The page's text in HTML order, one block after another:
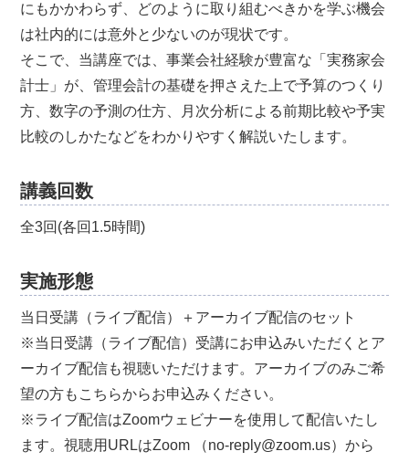
にもかかわらず、どのように取り組むべきかを学ぶ機会
は社内的には意外と少ないのが現状です。
そこで、当講座では、事業会社経験が豊富な「実務家会
計士」が、管理会計の基礎を押さえた上で予算のつくり
方、数字の予測の仕方、月次分析による前期比較や予実
比較のしかたなどをわかりやすく解説いたします。
講義回数
全3回(各回1.5時間)
実施形態
当日受講（ライブ配信）＋アーカイブ配信のセット
※当日受講（ライブ配信）受講にお申込みいただくとア
ーカイブ配信も視聴いただけます。アーカイブのみご希
望の方もこちらからお申込みください。
※ライブ配信はZoomウェビナーを使用して配信いたし
ます。視聴用URLはZoom （no-reply@zoom.us）から